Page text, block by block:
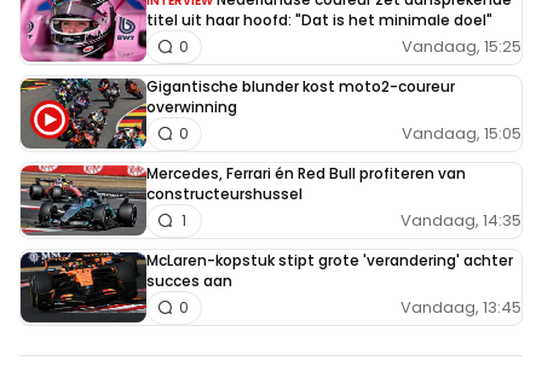
titel uit haar hoofd: "Dat is het minimale doel"
Vandaag, 15:25
0
Gigantische blunder kost moto2-coureur
overwinning
Vandaag, 15:05
0
Mercedes, Ferrari én Red Bull profiteren van
constructeurshussel
Vandaag, 14:35
1
McLaren-kopstuk stipt grote 'verandering' achter
succes aan
Vandaag, 13:45
0